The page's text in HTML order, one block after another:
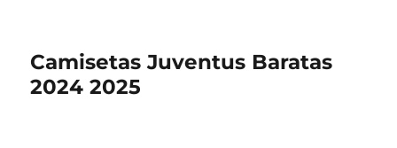
Camisetas Juventus Baratas
2024 2025